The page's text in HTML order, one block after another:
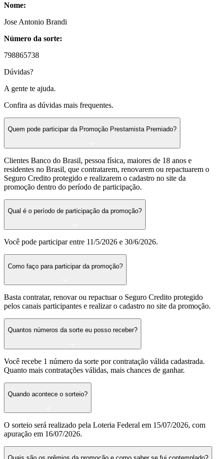
Nome:
Jose Antonio Brandi
Número da sorte:
798865738
Dúvidas?
A gente te ajuda.
Confira as dúvidas mais frequentes.
Quem pode participar da Promoção Prestamista Premiado?
Clientes Banco do Brasil, pessoa física, maiores de 18 anos e
residentes no Brasil, que contratarem, renovarem ou repactuarem o
Seguro Credito protegido e realizarem o cadastro no site da
promoção dentro do período de participação.
Qual é o período de participação da promoção?
Você pode participar entre 11/5/2026 e 30/6/2026.
Como faço para participar da promoção?
Basta contratar, renovar ou repactuar o Seguro Credito protegido
pelos canais participantes e realizar o cadastro no site da promoção.
Quantos números da sorte eu posso receber?
Você recebe 1 número da sorte por contratação válida cadastrada.
Quanto mais contratações válidas, mais chances de ganhar.
Quando acontece o sorteio?
O sorteio será realizado pela Loteria Federal em 15/07/2026, com
apuração em 16/07/2026.